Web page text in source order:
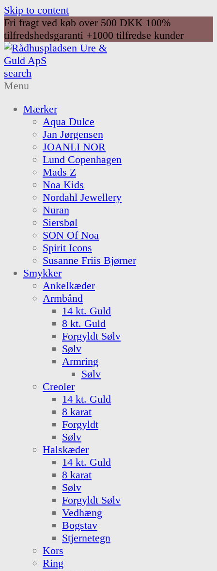
Skip to content
Fri fragt ved køb over 500 DKK 100%
tilfredshedsgaranti +1000 tilfredse kunder
search
Menu
Mærker
Aqua Dulce
Jan Jørgensen
JOANLI NOR
Lund Copenhagen
Mads Z
Noa Kids
Nordahl Jewellery
Nuran
Siersbøl
SON Of Noa
Spirit Icons
Susanne Friis Bjørner
Smykker
Ankelkæder
Armbånd
14 kt. Guld
8 kt. Guld
Forgyldt Sølv
Sølv
Armring
Sølv
Creoler
14 kt. Guld
8 karat
Forgyldt
Sølv
Halskæder
14 kt. Guld
8 karat
Sølv
Forgyldt Sølv
Vedhæng
Bogstav
Stjernetegn
Kors
Ring